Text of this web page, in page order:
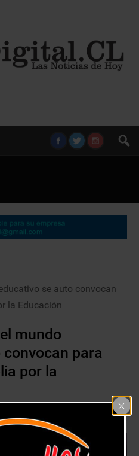
se auto convocan
la Educación
mundo
para
por la